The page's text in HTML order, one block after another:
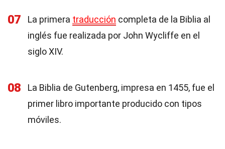
07 La primera traducción completa de la Biblia al
inglés fue realizada por John Wycliffe en el
siglo XIV.
08
La Biblia de Gutenberg, impresa en 1455, fue el
primer libro importante producido con tipos
móviles.